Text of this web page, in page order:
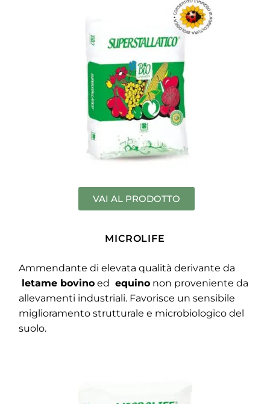
VAI AL PRODOTTO
MICROLIFE
Ammendante di elevata qualità derivante da
letame bovino ed equino non proveniente da
allevamenti industriali. Favorisce un sensibile
miglioramento strutturale e microbiologico del
suolo.